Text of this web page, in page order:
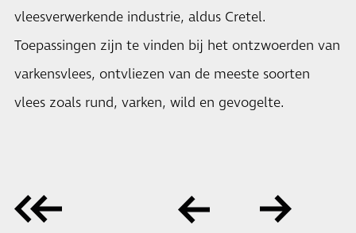
vleesverwerkende industrie, aldus Cretel.
Toepassingen zijn te vinden bij het ontzwoerden van
varkensvlees, ontvliezen van de meeste soorten
vlees zoals rund, varken, wild en gevogelte.